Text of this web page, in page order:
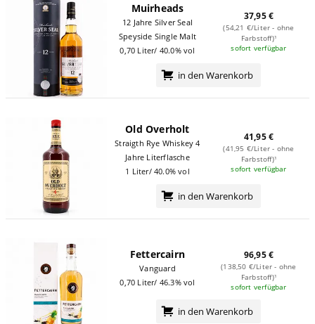
Muirheads
12 Jahre Silver Seal
Speyside Single Malt
0,70 Liter/ 40.0% vol
37,95 €
(54,21 €/Liter - ohne
Farbstoff)¹
sofort verfügbar
in den Warenkorb
Old Overholt
Straigth Rye Whiskey 4
Jahre Literflasche
1 Liter/ 40.0% vol
41,95 €
(41,95 €/Liter - ohne
Farbstoff)¹
sofort verfügbar
in den Warenkorb
Fettercairn
Vanguard
0,70 Liter/ 46.3% vol
96,95 €
(138,50 €/Liter - ohne
Farbstoff)¹
sofort verfügbar
in den Warenkorb